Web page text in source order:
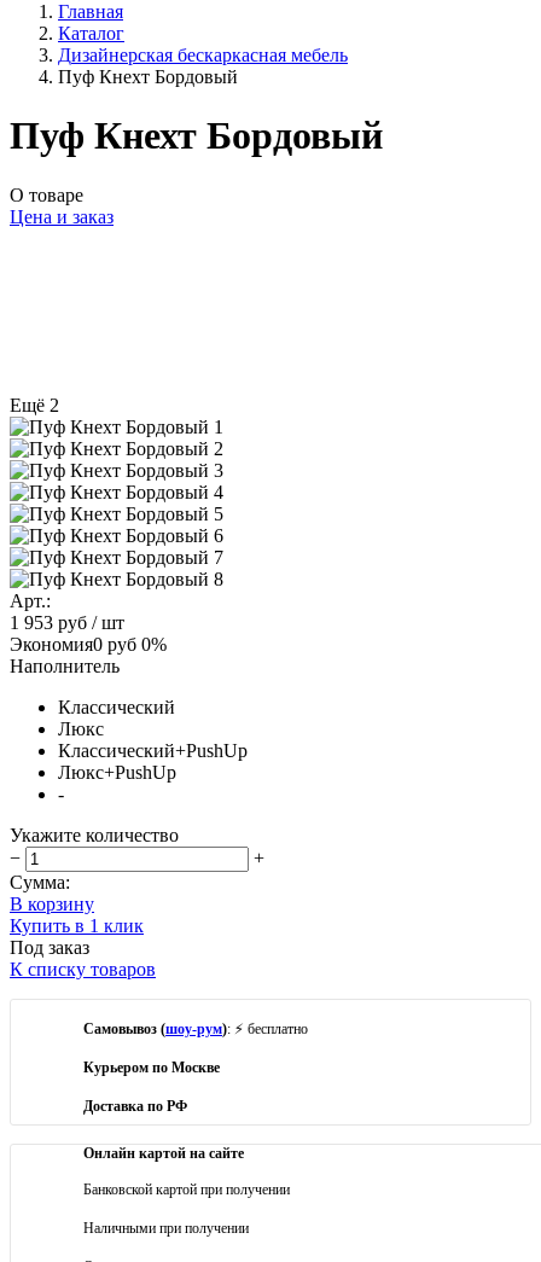
Главная
Каталог
Дизайнерская бескаркасная мебель
Пуф Кнехт Бордовый
Пуф Кнехт Бордовый
О товаре
Цена и заказ
Ещё 2
Арт.:
1 953 руб / шт
Экономия0 руб 0%
Наполнитель
Классический
Люкс
Классический+PushUp
Люкс+PushUp
-
Укажите количество
−
+
Сумма:
В корзину
Купить в 1 клик
Под заказ
К списку товаров
Самовывоз (шоу-рум): ⚡ бесплатно
Курьером по Москве
Доставка по РФ
Онлайн картой на сайте
Банковской картой при получении
Наличными при получении